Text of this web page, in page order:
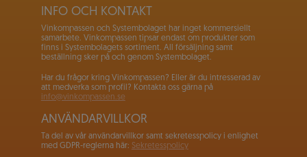
INFO OCH KONTAKT
Vinkompassen och Systembolaget har inget kommersiellt
samarbete. Vinkompassen tipsar endast om produkter som
finns i Systembolagets sortiment. All försäljning samt
beställning sker på och genom Systembolaget.
Har du frågor kring Vinkompassen? Eller är du intresserad av
att medverka som profil? Kontakta oss gärna på
info@vinkompassen.se
ANVÄNDARVILLKOR
Ta del av vår användarvillkor samt sekretesspolicy i enlighet
med GDPR-reglerna här: Sekretesspolicy